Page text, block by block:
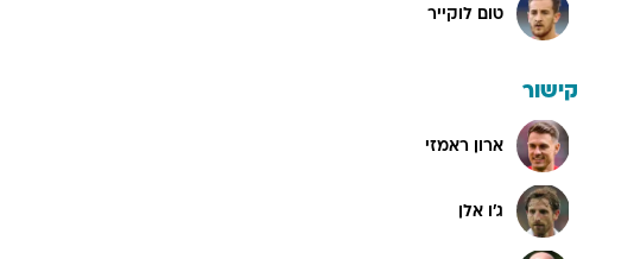
טום לוקייר
קישור
ארון ראמזי
ג'ו אלן